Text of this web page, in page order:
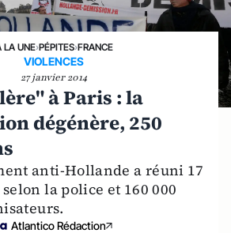
LA UNE›PÉPITES›FRANCE
VIOLENCES
27 janvier 2014
à Paris : la
dégénère, 250
anti-Hollande a réuni 17
la police et 160 000
Atlantico Rédaction